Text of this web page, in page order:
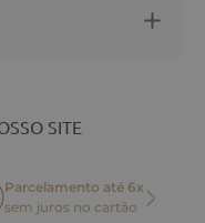
SITE
Parcelamento até 6x
sem juros no cartão